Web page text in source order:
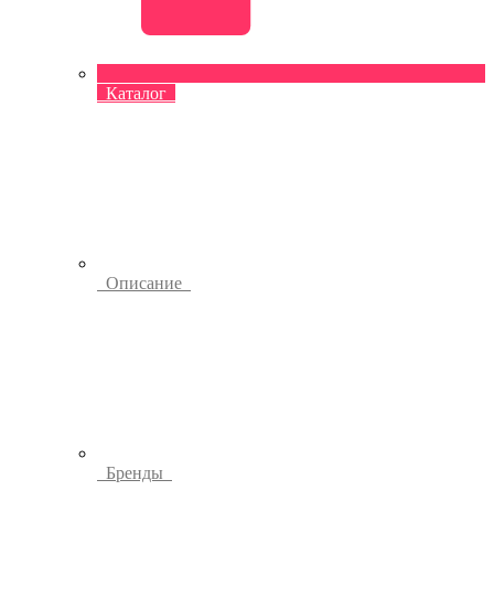
Каталог
Описание
Бренды